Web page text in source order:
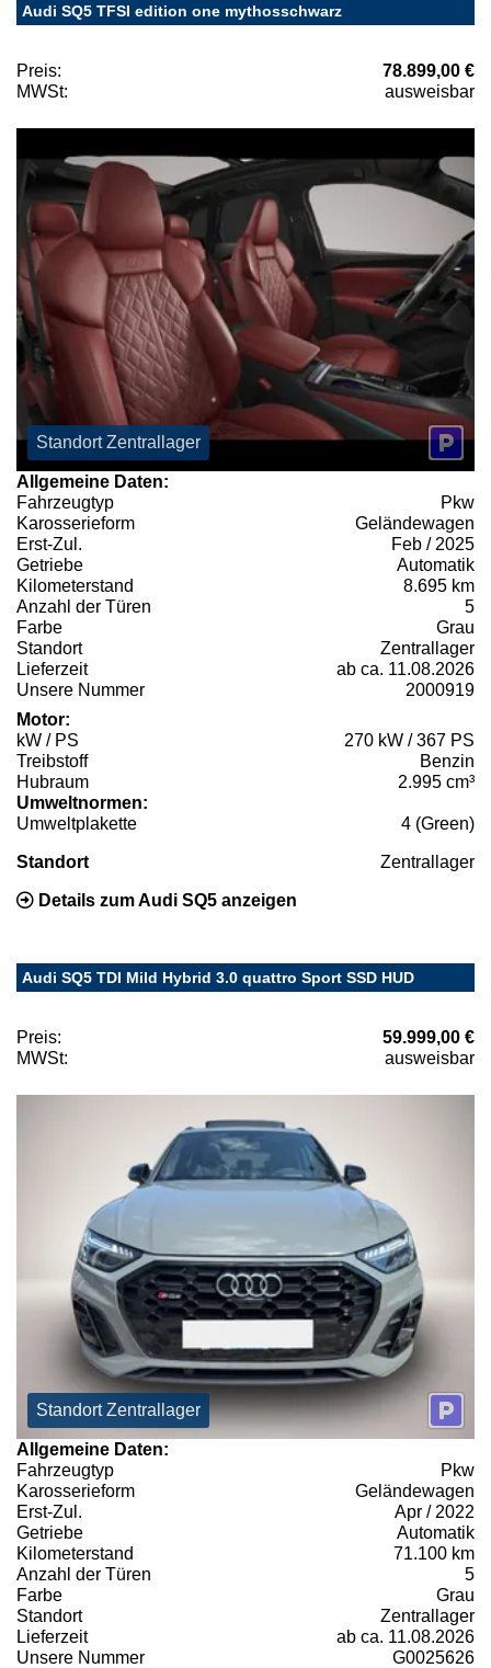
Audi SQ5 TFSI edition one mythosschwarz
Preis:
78.899,00 €
MWSt:
ausweisbar
Standort Zentrallager
Allgemeine Daten:
Fahrzeugtyp
Pkw
Karosserieform
Geländewagen
Erst-Zul.
Feb / 2025
Getriebe
Automatik
Kilometerstand
8.695 km
Anzahl der Türen
5
Farbe
Grau
Standort
Zentrallager
Lieferzeit
ab ca. 11.08.2026
Unsere Nummer
2000919
Motor:
kW / PS
270 kW / 367 PS
Treibstoff
Benzin
Hubraum
2.995 cm³
Umweltnormen:
Umweltplakette
4 (Green)
Standort Zentrallager
Details zum Audi SQ5 anzeigen
Audi SQ5 TDI Mild Hybrid 3.0 quattro Sport SSD HUD
Preis:
59.999,00 €
MWSt:
ausweisbar
Standort Zentrallager
Allgemeine Daten:
Fahrzeugtyp
Pkw
Karosserieform
Geländewagen
Erst-Zul.
Apr / 2022
Getriebe
Automatik
Kilometerstand
71.100 km
Anzahl der Türen
5
Farbe
Grau
Standort
Zentrallager
Lieferzeit
ab ca. 11.08.2026
Unsere Nummer
G0025626